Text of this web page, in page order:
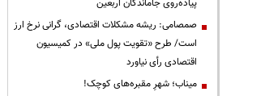
پیاده‌روی جاماندگان اربعین
صمصامی: ریشه مشکلات اقتصادی، گرانی نرخ ارز
است/ طرح «تقویت پول ملی» در کمیسیون
اقتصادی رأی نیاورد
میناب؛ شهرِ مقبره‌های کوچک!